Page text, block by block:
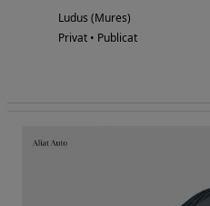
Ludus (Mures)
Privat • Publicat